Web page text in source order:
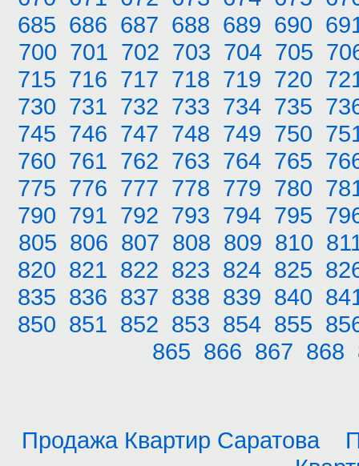
685 686 687 688 689 690
700 701 702 703 704 705
715 716 717 718 719 720
730 731 732 733 734 735
745 746 747 748 749 750
760 761 762 763 764 765
775 776 777 778 779 780
790 791 792 793 794 795
805 806 807 808 809 810
820 821 822 823 824 825
835 836 837 838 839 840
850 851 852 853 854 855
865 866 867 868
Продажа Квартир Саратова